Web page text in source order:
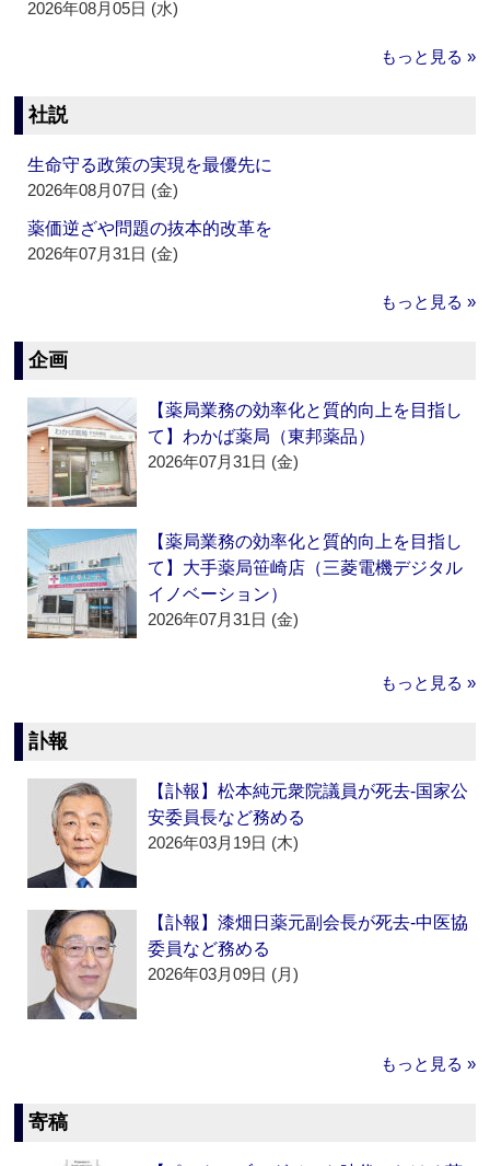
2026年08月05日 (水)
もっと見る »
社説
生命守る政策の実現を最優先に
2026年08月07日 (金)
薬価逆ざや問題の抜本的改革を
2026年07月31日 (金)
もっと見る »
企画
【薬局業務の効率化と質的向上を目指し
て】わかば薬局（東邦薬品）
2026年07月31日 (金)
【薬局業務の効率化と質的向上を目指し
て】大手薬局笹崎店（三菱電機デジタル
イノベーション）
2026年07月31日 (金)
もっと見る »
訃報
【訃報】松本純元衆院議員が死去‐国家公
安委員長など務める
2026年03月19日 (木)
【訃報】漆畑日薬元副会長が死去‐中医協
委員など務める
2026年03月09日 (月)
もっと見る »
寄稿